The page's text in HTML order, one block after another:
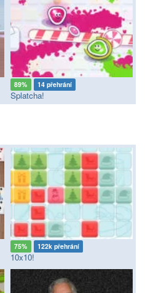
89% 14 přehrání
Splatcha!
75% 122k přehrání
10x10!